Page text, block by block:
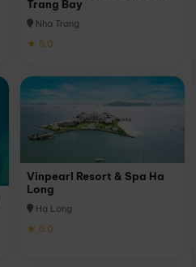
Trang Bay
Nha Trang
★ 5.0
Vinpearl Resort & Spa Ha
Long
Hạ Long
★ 5.0